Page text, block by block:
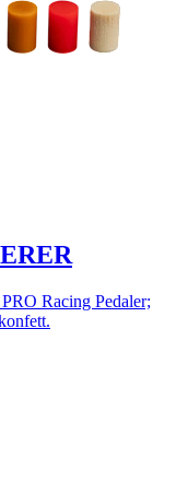
Racing Pedaler;